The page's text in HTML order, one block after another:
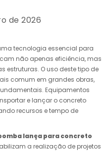
de 2026
tecnologia essencial para
não apenas eficiência, mas
O uso deste tipo de
comum em grandes obras,
Equipamentos
e lançar o concreto
recursos e tempo de
lança para concreto
a realização de projetos